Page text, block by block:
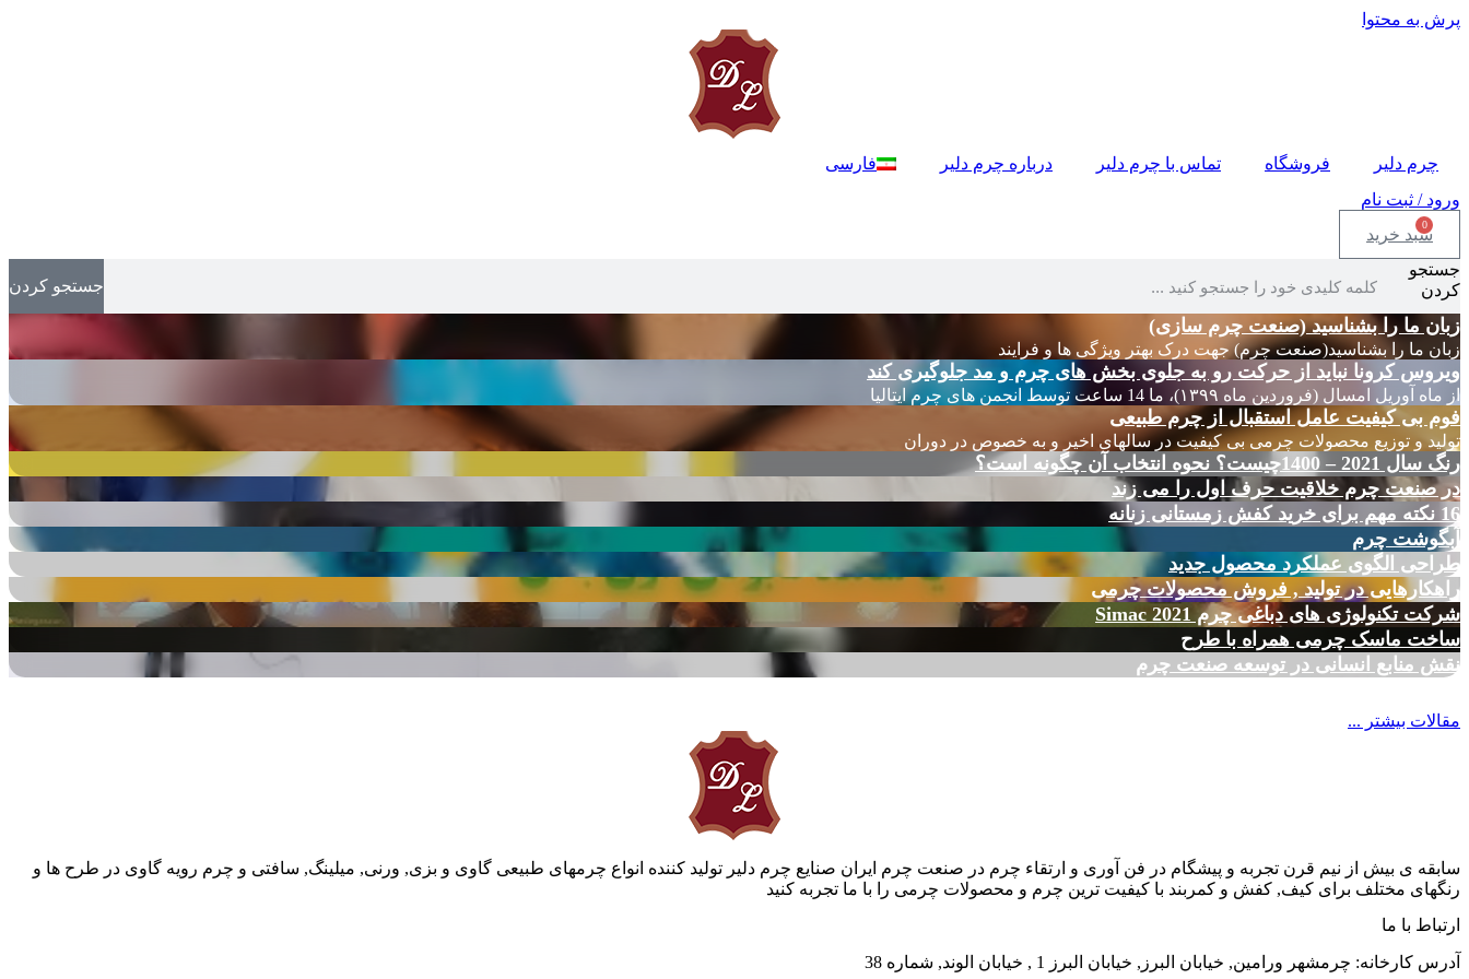
پرش به محتوا
چرم دلیر فروشگاه تماس با چرم دلیر درباره چرم دلیر
فارسی
ورود / ثبت نام
0
سبد خرید
جستجو
کردن
جستجو کردن
زبان ما را بشناسید (صنعت چرم سازی)
زبان ما را بشناسید(صنعت چرم) جهت درک بهتر ویژگی ها و فرایند
ویروس کرونا نباید از حرکت رو به جلوی بخش های چرم و مد جلوگیری کند
از ماه آوریل امسال (فروردین ماه ۱۳۹۹)، ما 14 ساعت توسط انجمن های چرم ایتالیا
فوم بی کیفیت عامل استقبال از چرم طبیعی
تولید و توزیع محصولات چرمی بی کیفیت در سالهای اخیر و به خصوص در دوران
رنگ سال 2021 – 1400چیست؟ نحوه انتخاب آن چگونه است؟
در صنعت چرم خلاقیت حرف اول را می زند
16 نکته مهم برای خرید کفش زمستانی زنانه
آبگوشت چرم
طراحی الگوی عملکرد محصول جدید
راهکارهایی در تولید , فروش محصولات چرمی
شرکت تکنولوژی های دباغی چرم Simac 2021
ساخت ماسک چرمی همراه با طرح
نقش منابع انسانی در توسعه صنعت چرم
مقالات بیشتر ...
سابقه ی بیش از نیم قرن تجربه و پیشگام در فن آوری و ارتقاء چرم در صنعت چرم ایران صنایع چرم دلیر تولید کننده انواع چرمهای طبیعی گاوی و بزی, ورنی, میلینگ, سافتی و چرم رویه گاوی در طرح ها و
رنگهای مختلف برای کیف, کفش و کمربند با کیفیت ترین چرم و محصولات چرمی را با ما تجربه کنید
ارتباط با ما
آدرس کارخانه: چرمشهر ورامین, خیابان البرز, خیابان البرز 1 , خیابان الوند, شماره 38